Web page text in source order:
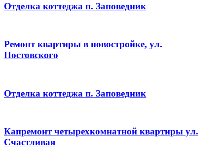
Отделка коттеджа п. Заповедник
Ремонт квартиры в новостройке, ул.
Постовского
Отделка коттеджа п. Заповедник
Капремонт четырехкомнатной квартиры ул.
Счастливая